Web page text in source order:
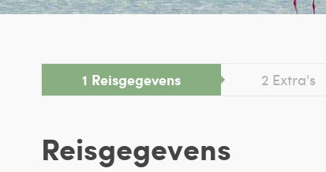
1 Reisgegevens 2 Extra's
Reisgegevens